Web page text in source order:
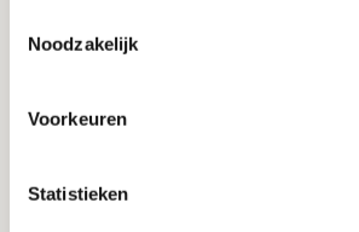
Noodzakelijk
Voorkeuren
Statistieken
immuunsysteem kan versterken en
dus ontspanning in. Dit verbetert je
ruimte voor nieuwe ideeën. Wij